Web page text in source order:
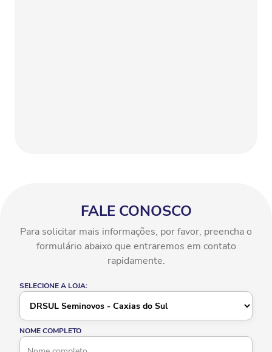
FALE CONOSCO
Para solicitar mais informações, por favor, preencha o
formulário abaixo que entraremos em contato
rapidamente.
SELECIONE A LOJA:
NOME COMPLETO